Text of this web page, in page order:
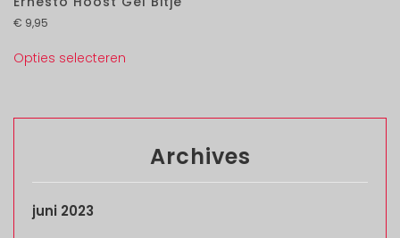
€ 9,95
Opties selecteren
Archives
juni 2023